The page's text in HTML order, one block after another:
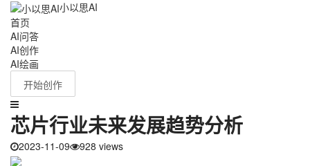
小以思AI
首页
AI问答
AI创作
AI绘画
开始创作
芯片行业未来发展趋势分析
2023-11-09 928 views